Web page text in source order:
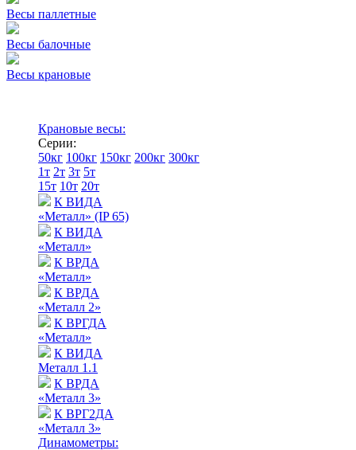
Весы паллетные
Весы балочные
Весы крановые
Крановые весы:
Серии:
50кг 100кг 150кг 200кг 300кг
1т 2т 3т 5т
15т 10т 20т
К ВИДА
«Металл» (IP 65)
К ВИДА
«Металл»
К ВРДА
«Металл»
К ВРДА
«Металл 2»
К ВРГДА
«Металл»
К ВИДА
Металл 1.1
К ВРДА
«Металл 3»
К ВРГ2ДА
«Металл 3»
Динамометры: